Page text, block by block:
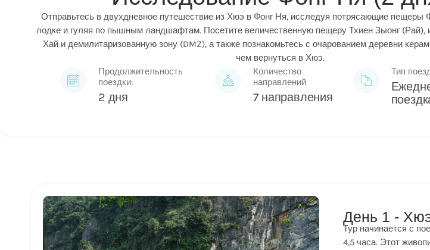
Отправьтесь в двухдневное путешествие из Хюэ в Фонг Ня, исследуя потрясающие пещеры
лодке и гуляя по пышным ландшафтам. Посетите величественную пещеру Тхиен Зыонг (Рай),
Хай и демилитаризованную зону (DMZ), а также познакомьтесь с очарованием деревни
чем вернуться в Хюэ.
Продолжительность
поездки:
2 дня
Количество
направлений
7 направления
Тип
День 1 -
Тур начинается с
4,5 часа. Этот